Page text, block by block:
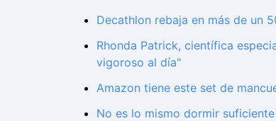
Decathlon rebaja en más de un
Rhonda Patrick, científica
vigoroso al día"
Amazon tiene este set de
No es lo mismo dormir